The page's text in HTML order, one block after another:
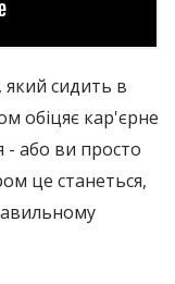
який сидить в
обіцяє кар'єрне
або ви просто
це станеться,